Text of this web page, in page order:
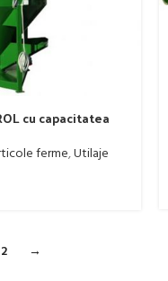
cu capacitatea
ferme,Utilaje
2 →